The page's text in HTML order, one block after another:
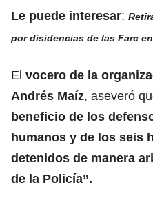
Le puede interesar:
por disidencias de las Farc
El vocero de la
Andrés Maíz, aseveró
beneficio de los
humanos y de los seis
detenidos de manera
de la Policía”.